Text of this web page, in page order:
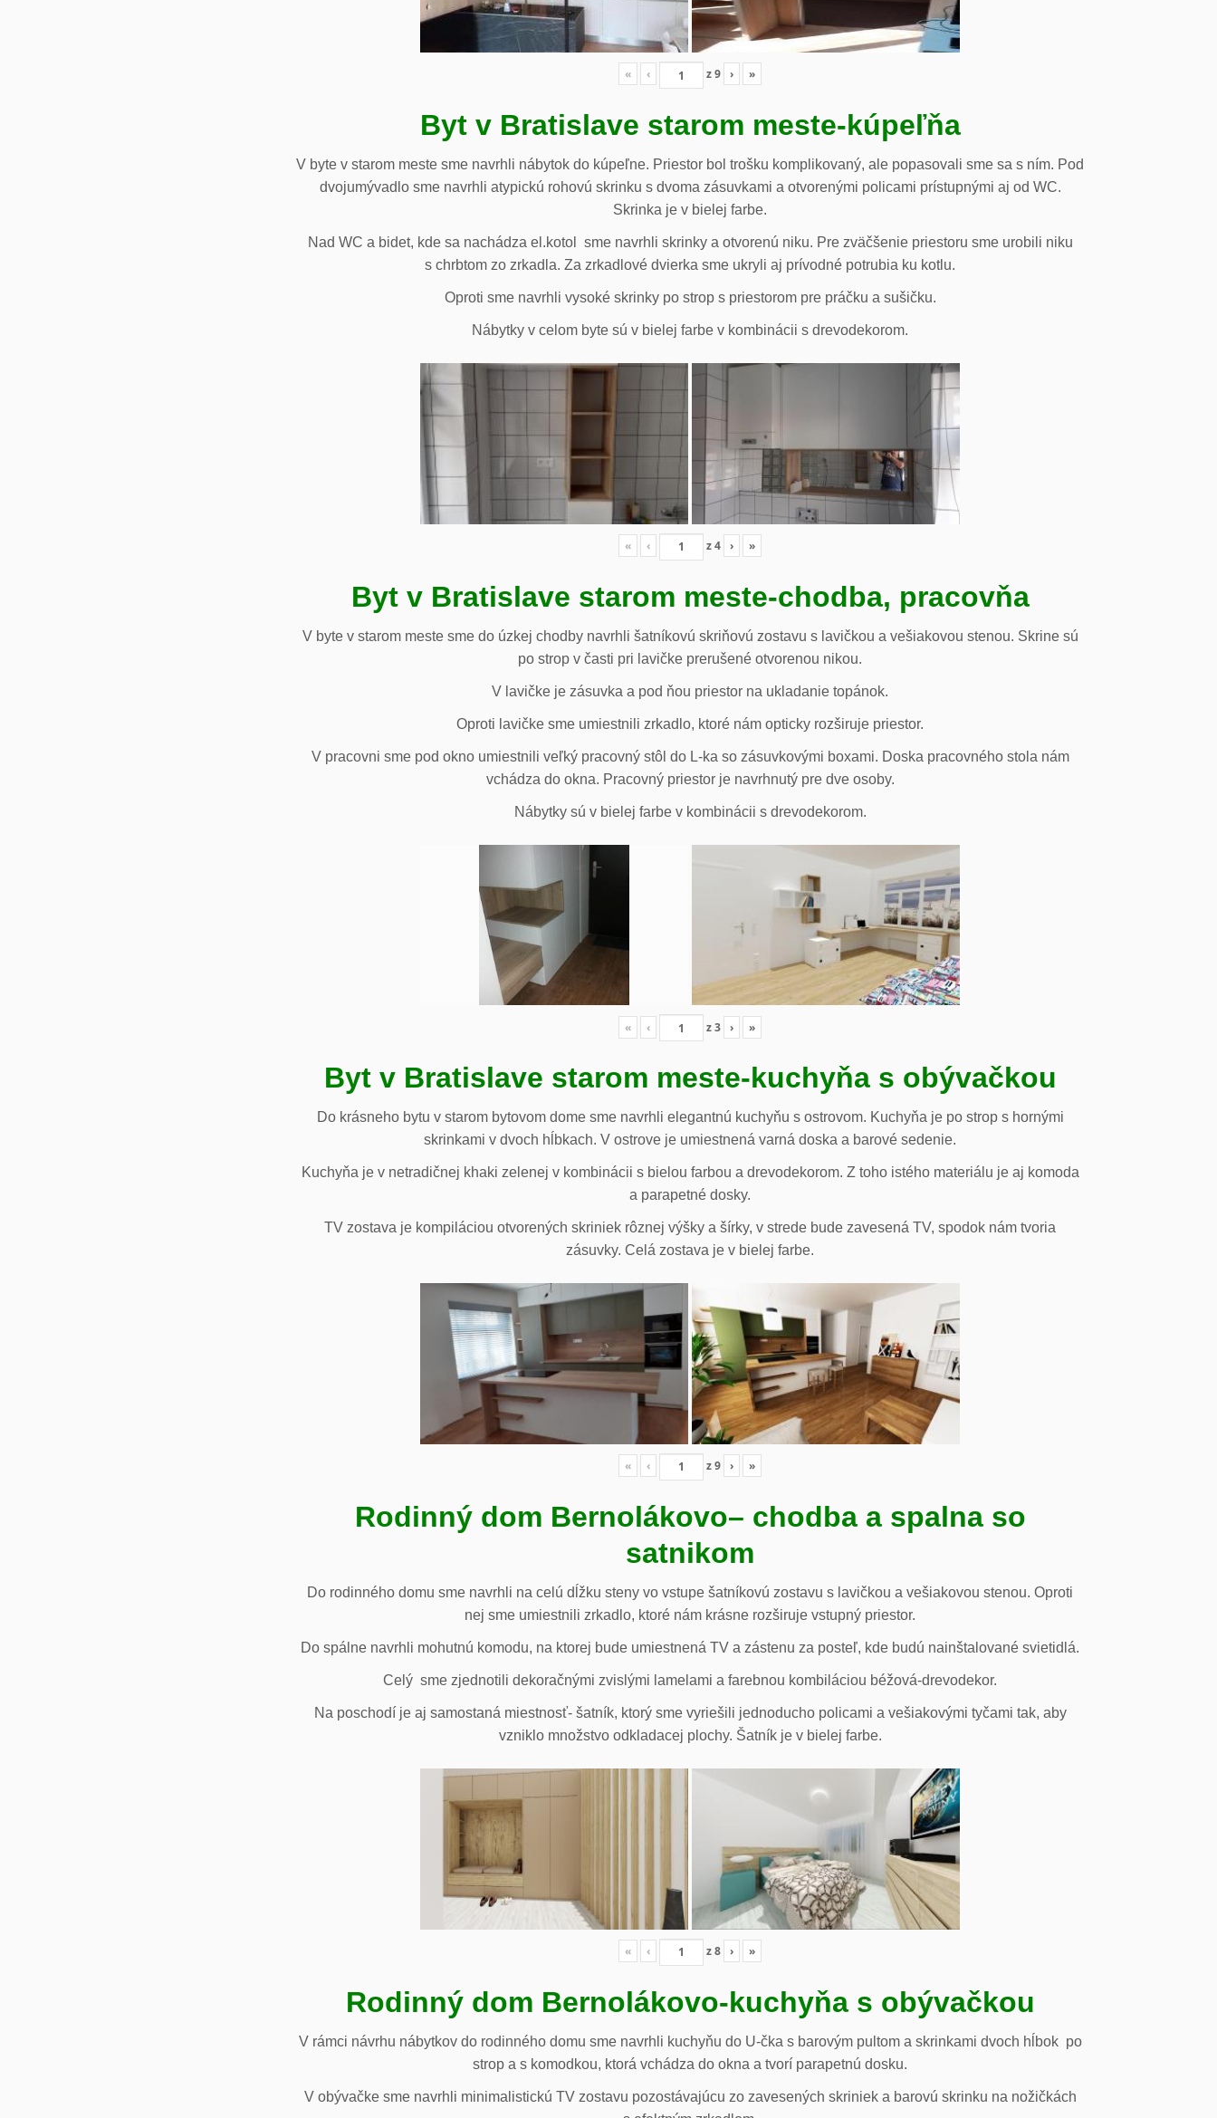
« ‹ z9 › »
Byt v Bratislave starom meste-kúpeľňa
V byte v starom meste sme navrhli nábytok do kúpeľne. Priestor bol trošku komplikovaný, ale popasovali sme sa s ním. Pod
dvojumývadlo sme navrhli atypickú rohovú skrinku s dvoma zásuvkami a otvorenými policami prístupnými aj od WC.
Skrinka je v bielej farbe.
Nad WC a bidet, kde sa nachádza el.kotol sme navrhli skrinky a otvorenú niku. Pre zväčšenie priestoru sme urobili niku
s chrbtom zo zrkadla. Za zrkadlové dvierka sme ukryli aj prívodné potrubia ku kotlu.
Oproti sme navrhli vysoké skrinky po strop s priestorom pre práčku a sušičku.
Nábytky v celom byte sú v bielej farbe v kombinácii s drevodekorom.
« ‹ z4 › »
Byt v Bratislave starom meste-chodba, pracovňa
V byte v starom meste sme do úzkej chodby navrhli šatníkovú skriňovú zostavu s lavičkou a vešiakovou stenou. Skrine sú
po strop v časti pri lavičke prerušené otvorenou nikou.
V lavičke je zásuvka a pod ňou priestor na ukladanie topánok.
Oproti lavičke sme umiestnili zrkadlo, ktoré nám opticky rozširuje priestor.
V pracovni sme pod okno umiestnili veľký pracovný stôl do L-ka so zásuvkovými boxami. Doska pracovného stola nám
vchádza do okna. Pracovný priestor je navrhnutý pre dve osoby.
Nábytky sú v bielej farbe v kombinácii s drevodekorom.
« ‹ z3 › »
Byt v Bratislave starom meste-kuchyňa s obývačkou
Do krásneho bytu v starom bytovom dome sme navrhli elegantnú kuchyňu s ostrovom. Kuchyňa je po strop s hornými
skrinkami v dvoch hĺbkach. V ostrove je umiestnená varná doska a barové sedenie.
Kuchyňa je v netradičnej khaki zelenej v kombinácii s bielou farbou a drevodekorom. Z toho istého materiálu je aj komoda
a parapetné dosky.
TV zostava je kompiláciou otvorených skriniek rôznej výšky a šírky, v strede bude zavesená TV, spodok nám tvoria
zásuvky. Celá zostava je v bielej farbe.
« ‹ z9 › »
Rodinný dom Bernolákovo– chodba a spalna so
satnikom
Do rodinného domu sme navrhli na celú dĺžku steny vo vstupe šatníkovú zostavu s lavičkou a vešiakovou stenou. Oproti
nej sme umiestnili zrkadlo, ktoré nám krásne rozširuje vstupný priestor.
Do spálne navrhli mohutnú komodu, na ktorej bude umiestnená TV a zástenu za posteľ, kde budú nainštalované svietidlá.
Celý sme zjednotili dekoračnými zvislými lamelami a farebnou kombiláciou béžová-drevodekor.
Na poschodí je aj samostaná miestnosť- šatník, ktorý sme vyriešili jednoducho policami a vešiakovými tyčami tak, aby
vzniklo množstvo odkladacej plochy. Šatník je v bielej farbe.
« ‹ z8 › »
Rodinný dom Bernolákovo-kuchyňa s obývačkou
V rámci návrhu nábytkov do rodinného domu sme navrhli kuchyňu do U-čka s barovým pultom a skrinkami dvoch hĺbok po
strop a s komodkou, ktorá vchádza do okna a tvorí parapetnú dosku.
V obývačke sme navrhli minimalistickú TV zostavu pozostávajúcu zo zavesených skriniek a barovú skrinku na nožičkách